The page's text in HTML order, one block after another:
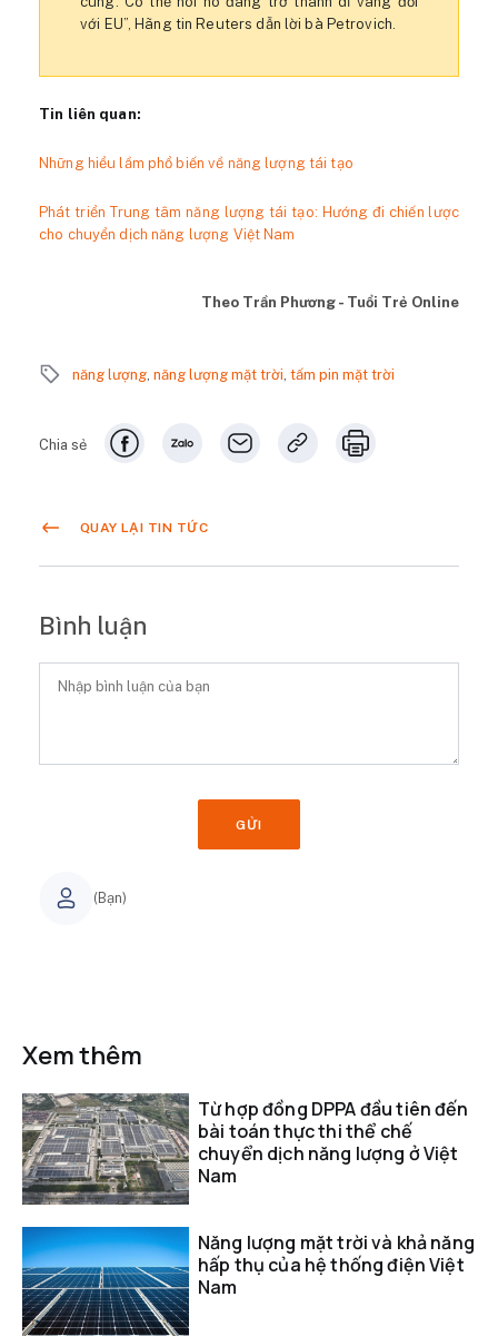
với EU”, Hãng tin Reuters dẫn lời bà Petrovich.
Tin liên quan:
Những hiểu lầm phổ biến về năng lượng tái tạo
Phát triển Trung tâm năng lượng tái tạo: Hướng đi chiến lược
cho chuyển dịch năng lượng Việt Nam
Theo Trần Phương - Tuổi Trẻ Online
năng lượng, năng lượng mặt trời tấm pin mặt trời
Chia sẻ
QUAY LẠI TIN TỨC
Bình luận
(Bạn)
GỬI
Xem thêm
Từ hợp đồng DPPA đầu tiên đến
bài toán thực thi thể chế
chuyển dịch năng lượng ở Việt
Nam
Năng lượng mặt trời và khả năng
hấp thụ của hệ thống điện Việt
Nam